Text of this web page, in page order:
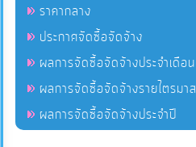
ราคากลาง
ประกาศจัดซื้อจัดจ้าง
ผลการจัดซื้อจัดจ้างประจำเดือน
ผลการจัดซื้อจัดจ้างรายไตรมาส
ผลการจัดซื้อจัดจ้างประจำปี